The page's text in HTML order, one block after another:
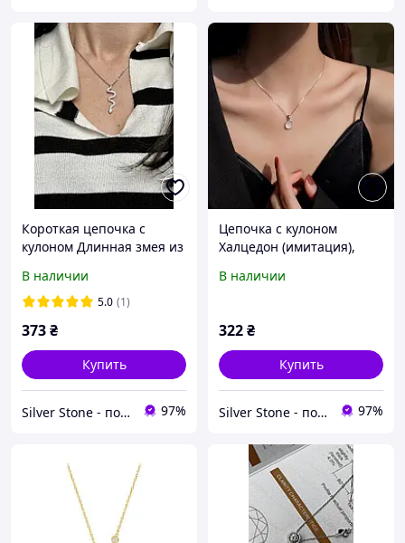
Короткая цепочка с
кулоном Длинная змея из
покрытие 925 пробы,
длина 40+4,5 см
В наличии
5.0 (1)
373₴
Купить
Silver Stone - подарки для всех 97%
Цепочка с кулоном
Халцедон (имитация),
серебряное покрытие 925
В наличии
322₴
Купить
Silver Stone - подарки для всех 97%